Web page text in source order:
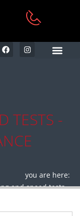
TESTS -
you are here:
and speed tests